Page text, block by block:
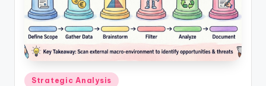
Publicado
Strategic Analysis